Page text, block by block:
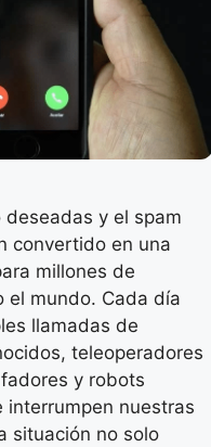
deseadas y el spam
convertido en una
millones de
el mundo. Cada día
llamadas de
teleoperadores
y robots
interrumpen nuestras
situación no solo